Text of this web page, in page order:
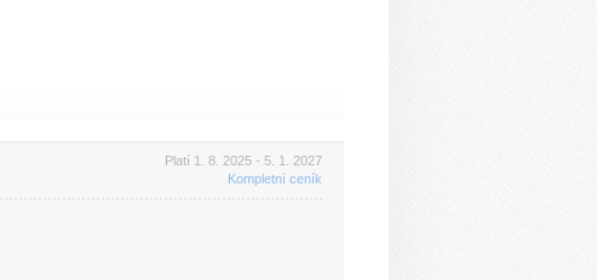
Platí 1. 8. 2025 - 5. 1. 2027
Kompletní ceník